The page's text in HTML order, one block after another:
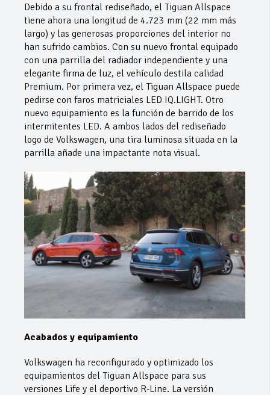
Debido a su frontal rediseñado, el Tiguan Allspace
tiene ahora una longitud de 4.723 mm (22 mm más
largo) y las generosas proporciones del interior no
han sufrido cambios. Con su nuevo frontal equipado
con una parrilla del radiador independiente y una
elegante firma de luz, el vehículo destila calidad
Premium. Por primera vez, el Tiguan Allspace puede
pedirse con faros matriciales LED IQ.LIGHT. Otro
nuevo equipamiento es la función de barrido de los
intermitentes LED. A ambos lados del rediseñado
logo de Volkswagen, una tira luminosa situada en la
parrilla añade una impactante nota visual.
Acabados y equipamiento
Volkswagen ha reconfigurado y optimizado los
equipamientos del Tiguan Allspace para sus
versiones Life y el deportivo R-Line. La versión